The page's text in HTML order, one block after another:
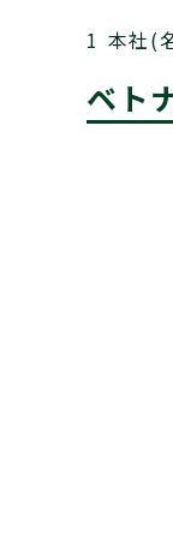
1 本社(
ベト